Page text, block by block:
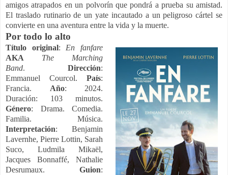
amigos atrapados en un polvorín que pondrá a prueba su amistad.
El traslado rutinario de un yate incautado a un peligroso cártel se
convierte en una aventura entre la vida y la muerte.
Por todo lo alto
Título original:En fanfare
AKA The Marching
Band.Dirección:
Emmanuel Courcol.País:
Francia. Año: 2024.
Duración: 103 minutos.
Género: Drama. Comedia.
Familia. Música.
Interpretación: Benjamin
Lavernhe, Pierre Lottin, Sarah
Suco, Ludmila Mikaël,
Jacques Bonnaffé, Nathalie
Desrumaux.Guion: